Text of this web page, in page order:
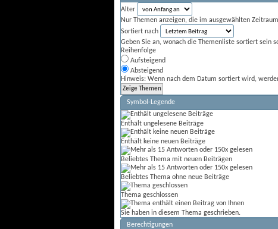
Alter
Nur Themen anzeigen, die im ausgewählten
Sortiert nach
Geben Sie an, wonach die Themenliste sortiert sein
Reihenfolge
Aufsteigend
Absteigend
Hinweis: Wenn nach dem Datum sortiert wird,
Symbol-Legende
Enthält ungelesene Beiträge
Enthält keine neuen Beiträge
Beliebtes Thema mit neuen Beiträgen
Beliebtes Thema ohne neue Beiträge
Thema geschlossen
Sie haben in diesem Thema geschrieben.
Berechtigungen